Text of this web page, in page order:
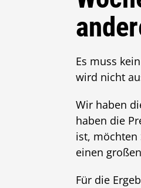
Es muss
wird nicht
Wir haben
haben die
ist, möchten
einen
Für die